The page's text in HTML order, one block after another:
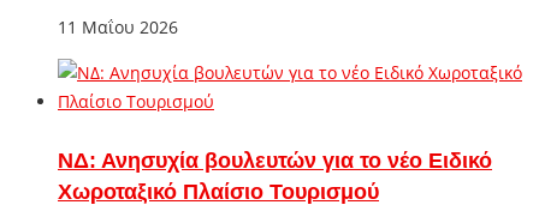
11 Μαΐου 2026
ΝΔ: Ανησυχία βουλευτών για το νέο Ειδικό
Χωροταξικό Πλαίσιο Τουρισμού